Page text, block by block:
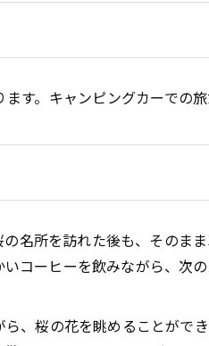
す。キャンピングカーでの
名所を訪れた後も、そのま
コーヒーを飲みながら、次
、桜の花を眺めることがで